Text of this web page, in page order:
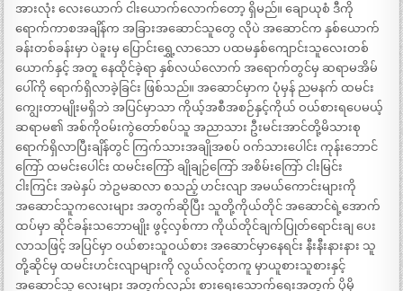
အားလုံး လေးယောက် ငါးယောက်လောက်တော့ ရှိမည်။ ချောယုစံ ဒီကို
ရောက်ကာစအချိန်က အခြားအဆောင်သူတွေ လိုပဲ အဆောင်က နှစ်ယောက်
ခန်းတစ်ခန်းမှာ ပဲခူးမှ ပြောင်းရွှေ့လာသော ပထမနှစ်ကျောင်းသူလေးတစ်
ယောက်နှင့် အတူ နေထိုင်ခဲ့ရာ နှစ်လယ်လောက် အရောက်တွင်မှ ဆရာမအိမ်
ပေါ်ကို ရောက်ရှိလာခဲ့ခြင်း ဖြစ်သည်။ အဆောင်မှာက ပုံမှန် ညမနက် ထမင်း
ကျွေးတာမျိုးမရှိဘဲ အပြင်မှာသာ ကိုယ့်အစီအစဉ်နှင့်ကိုယ် ဝယ်စားရပေမယ့်
ဆရာမ၏ အစ်ကိုဝမ်းကွဲတော်စပ်သူ အညာသား ဦးမင်းအာင်တို့မိသားစု
ရောက်ရှိလာပြီးချိန်တွင် ကြက်သားအချိုအစပ် ဝက်သားပေါင်း ကုန်းဘောင်
ကြော် ထမင်းပေါင်း ထမင်းကြော် ချိုချဉ်ကြော် အစိမ်းကြော် ငါးမြင်း
ငါးကြင်း အမဲနှပ် ဘဲဥမဆလာ စသည့် ဟင်းလျာ အမယ်ကောင်းများကို
အဆောင်သူကလေးများ အတွက်ဆိုပြီး သူတို့ကိုယ်တိုင် အဆောင်ရဲ့အောက်
ထပ်မှာ ဆိုင်ခန်းသဘောမျိုး ဖွင့်လှစ်ကာ ကိုယ်တိုင်ချက်ပြုတ်ရောင်းချ ပေး
လာသဖြင့် အပြင်မှာ ဝယ်စားသူဝယ်စား အဆောင်မှာနေရင်း နီးနီးနားနား သူ
တို့ဆိုင်မှ ထမင်းဟင်းလျာများကို လွယ်လင့်တကူ မှာယူစားသူစားနှင့်
အဆောင်သူ လေးများ အတွက်လည်း စားရေးသောက်ရေးအတွက် ပိုမို